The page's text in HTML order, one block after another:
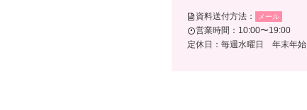
資料送付方法： メール
営業時間：10:00〜19:00
定休日：毎週水曜日 年末年始